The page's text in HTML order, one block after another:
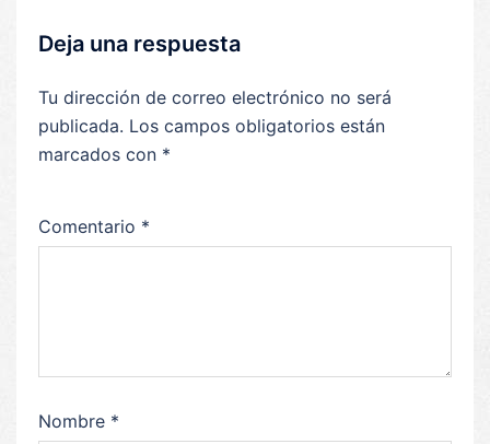
Deja una respuesta
Tu dirección de correo electrónico no será
publicada. Los campos obligatorios están
marcados con *
Comentario *
Nombre *